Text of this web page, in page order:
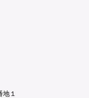
１